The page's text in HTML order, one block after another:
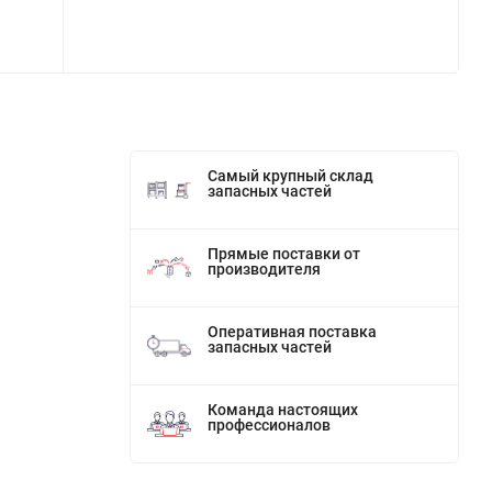
Самый крупный склад
запасных частей
Прямые поставки от
производителя
Оперативная поставка
запасных частей
Команда настоящих
профессионалов